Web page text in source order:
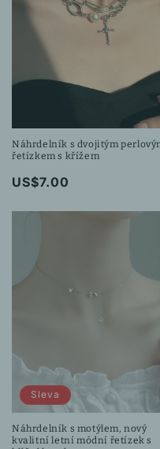
Náhrdelník s dvojitým
řetízkem s křížem
Běžná
US$7.00
Sleva
Náhrdelník s motýlem, nový
kvalitní letní módní řetízek s